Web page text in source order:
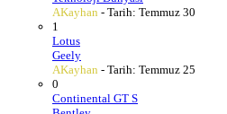
AKayhan - Tarih: Temmuz 30
1
Lotus
Geely
AKayhan - Tarih: Temmuz 25
0
Continental GT S